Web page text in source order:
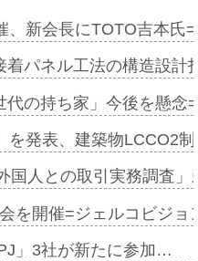
、新会長にTOTO吉本氏
着パネル工法の構造設
代の持ち家」今後を懸
を発表、建築物LCCO2
国人との取引実務調査
を開催=ジェルコビジ
」3社が新たに参加…